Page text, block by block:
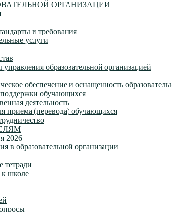
ОРГАНИЗАЦИИ
и требования
услуги
образовательной организацией
обеспечение и оснащенность
обучающихся
деятельность
приема (перевода) обучающихся
2026
в образовательной организации
тетради
к школе